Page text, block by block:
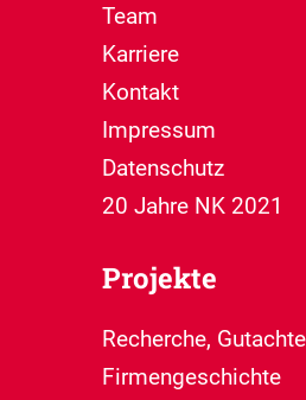
Team
Karriere
Kontakt
Impressum
Datenschutz
20 Jahre NK 2021
Projekte
Recherche,
Firmengeschichte